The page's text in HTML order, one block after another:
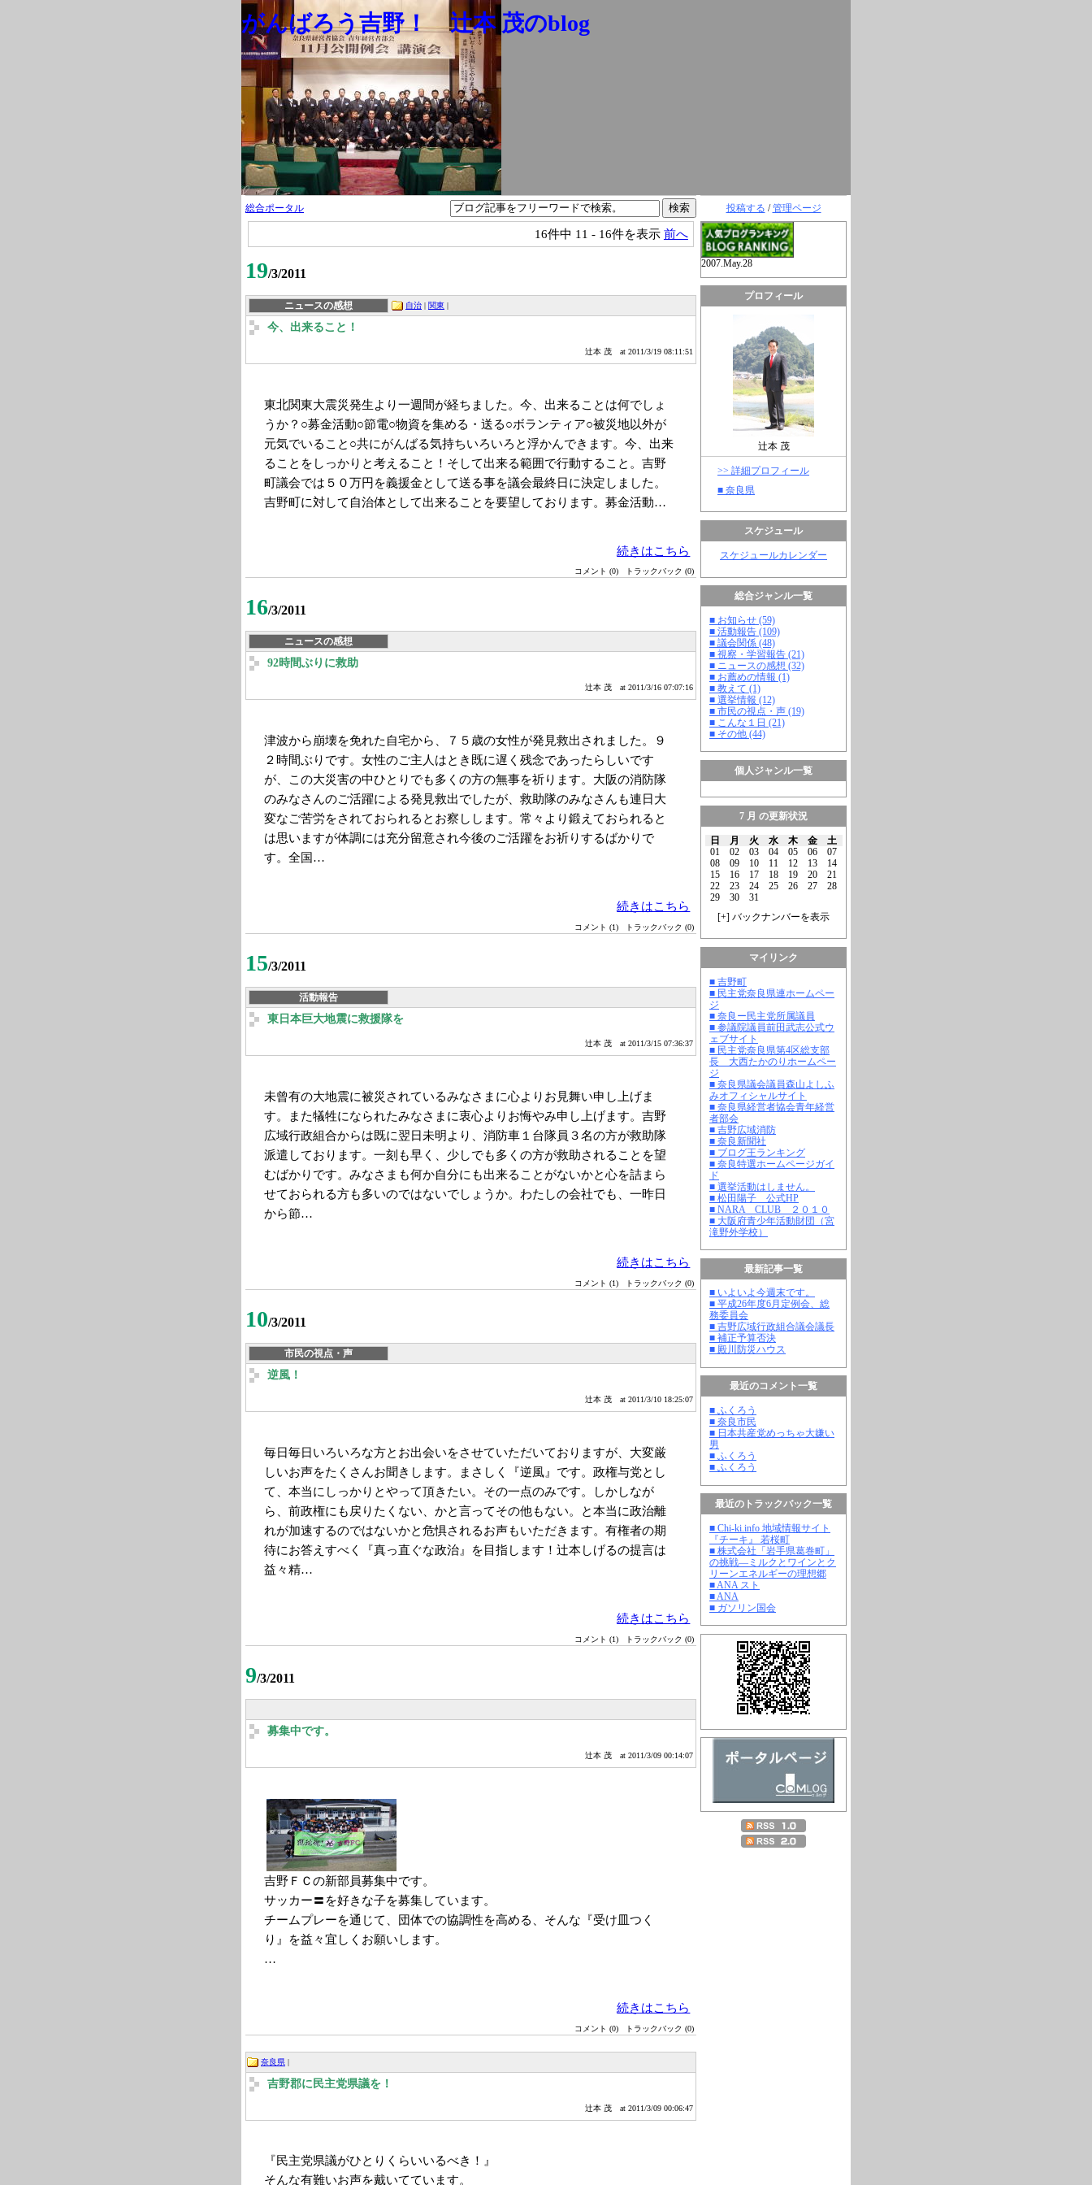
がんばろう吉野！ 辻本 茂のblog
投稿する /管理ページ
2007.May.28
プロフィール
辻本 茂
>> 詳細プロフィール
■ 奈良県
スケジュール
スケジュールカレンダー
総合ジャンル一覧
■ お知らせ (59)
■ 活動報告 (109)
■ 議会関係 (48)
■ 視察・学習報告 (21)
■ ニュースの感想 (32)
■ お薦めの情報 (1)
■ 教えて (1)
■ 選挙情報 (12)
■ 市民の視点・声 (19)
■ こんな１日 (21)
■ その他 (44)
個人ジャンル一覧
7 月 の更新状況
日 月 火 水 木 金
土
01
02 03 04 05 06
07
08
09 10 11 12 13
14
15
16 17 18 19 20
21
22
23 24 25 26 27
28
29
30
31
[+] バックナンバーを表示
マイリンク
■ 吉野町
■ 民主党奈良県連ホームペー
ジ
■ 奈良ー民主党所属議員
■ 参議院議員前田武志公式ウ
ェブサイト
■ 民主党奈良県第4区総支部
長 大西たかのりホームペー
ジ
■ 奈良県議会議員森山よしふ
みオフィシャルサイト
■ 奈良県経営者協会青年経営
者部会
■ 吉野広域消防
■ 奈良新聞社
■ ブログ王ランキング
■ 奈良特選ホームページガイ
ド
■ 選挙活動はしません。
■ 松田陽子 公式HP
■ NARA CLUB ２０１０
■ 大阪府青少年活動財団（宮
滝野外学校）
最新記事一覧
■ いよいよ今週末です。
■ 平成26年度6月定例会、総
務委員会
■ 吉野広域行政組合議会議長
■ 補正予算否決
■ 殿川防災ハウス
最近のコメント一覧
■ ふくろう
■ 奈良市民
■ 日本共産党めっちゃ大嫌い
男
■ ふくろう
■ ふくろう
最近のトラックバック一覧
■ Chi-ki.info 地域情報サイト
『チーキ』 若桜町
■ 株式会社「岩手県葛巻町」
の挑戦―ミルクとワインとク
リーンエネルギーの理想郷
■ ANA スト
■ ANA
■ ガソリン国会
総合ポータル
16件中 11 - 16件を表示 前へ
19/3/2011
ニュースの感想 自治 | 関東 |
今、出来ること！
辻本 茂 at 2011/3/19 08:11:51
東北関東大震災発生より一週間が経ちました。今、出来ることは何でしょ
うか？○募金活動○節電○物資を集める・送る○ボランティア○被災地以外が
元気でいること○共にがんばる気持ちいろいろと浮かんできます。今、出来
ることをしっかりと考えること！そして出来る範囲で行動すること。吉野
町議会では５０万円を義援金として送る事を議会最終日に決定しました。
吉野町に対して自治体として出来ることを要望しております。募金活動…
続きはこちら
コメント (0) トラックバック (0)
16/3/2011
ニュースの感想
92時間ぶりに救助
辻本 茂 at 2011/3/16 07:07:16
津波から崩壊を免れた自宅から、７５歳の女性が発見救出されました。９
２時間ぶりです。女性のご主人はとき既に遅く残念であったらしいです
が、この大災害の中ひとりでも多くの方の無事を祈ります。大阪の消防隊
のみなさんのご活躍による発見救出でしたが、救助隊のみなさんも連日大
変なご苦労をされておられるとお察しします。常々より鍛えておられると
は思いますが体調には充分留意され今後のご活躍をお祈りするばかりで
す。全国…
続きはこちら
コメント (1) トラックバック (0)
15/3/2011
活動報告
東日本巨大地震に救援隊を
辻本 茂 at 2011/3/15 07:36:37
未曾有の大地震に被災されているみなさまに心よりお見舞い申し上げま
す。また犠牲になられたみなさまに衷心よりお悔やみ申し上げます。吉野
広域行政組合からは既に翌日未明より、消防車１台隊員３名の方が救助隊
派遣しております。一刻も早く、少しでも多くの方が救助されることを望
むばかりです。みなさまも何か自分にも出来ることがないかと心を詰まら
せておられる方も多いのではないでしょうか。わたしの会社でも、一昨日
から節…
続きはこちら
コメント (1) トラックバック (0)
10/3/2011
市民の視点・声
逆風！
辻本 茂 at 2011/3/10 18:25:07
毎日毎日いろいろな方とお出会いをさせていただいておりますが、大変厳
しいお声をたくさんお聞きします。まさしく『逆風』です。政権与党とし
て、本当にしっかりとやって頂きたい。その一点のみです。しかしなが
ら、前政権にも戻りたくない、かと言ってその他もない。と本当に政治離
れが加速するのではないかと危惧されるお声もいただきます。有権者の期
待にお答えすべく『真っ直ぐな政治』を目指します！辻本しげるの提言は
益々精…
続きはこちら
コメント (1) トラックバック (0)
9/3/2011
募集中です。
辻本 茂 at 2011/3/09 00:14:07
吉野ＦＣの新部員募集中です。
サッカー〓を好きな子を募集しています。
チームプレーを通じて、団体での協調性を高める、そんな『受け皿つく
り』を益々宜しくお願いします。
…
続きはこちら
コメント (0) トラックバック (0)
奈良県 |
吉野郡に民主党県議を！
辻本 茂 at 2011/3/09 00:06:47
『民主党県議がひとりくらいいるべき！』
そんな有難いお声を戴いてています。